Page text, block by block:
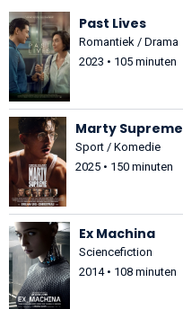
Past Lives
Romantiek / Drama
2023 • 105 minuten
Marty Supreme
Sport / Komedie
2025 • 150 minuten
Ex Machina
Sciencefiction
2014 • 108 minuten